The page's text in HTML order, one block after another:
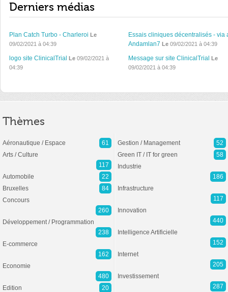
Derniers médias
Plan Catch Turbo - Charleroi Le
09/02/2021 à 04:39
Essais cliniques décentralisés - via
Andamlan7 Le09/02/2021 à 04:39
logo site ClinicalTrial Le 09/02/2021 à
04:39
Message sur site ClinicalTrial Le
09/02/2021 à 04:39
Thèmes
Aéronautique / Espace
61
Arts / Culture
117
Automobile
22
Bruxelles
84
Concours
260
Développement / Programmation
238
E-commerce
162
Economie
480
Edition
20
Gestion / Management
52
Green IT / IT for green
58
Industrie
186
Infrastructure
117
Innovation
440
Intelligence Artificielle
152
Internet
205
Investissement
287